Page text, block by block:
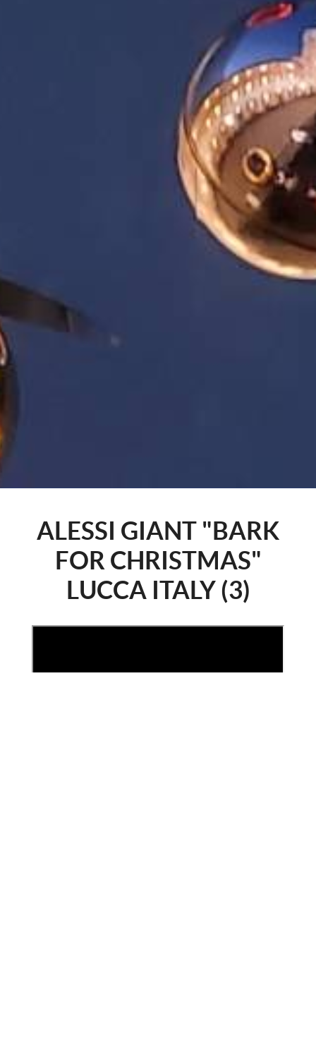
ALESSI GIANT "BARK
FOR CHRISTMAS"
LUCCA ITALY (3)